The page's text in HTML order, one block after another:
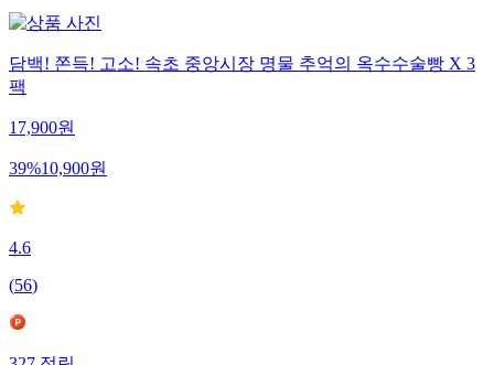
담백! 쫀득! 고소! 속초 중앙시장 명물 추억의 옥수수술빵 X 3
팩
17,900원
39%10,900원
4.6
(56)